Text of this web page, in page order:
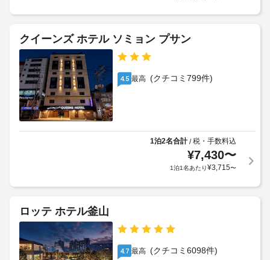
クイーンズ ホテル ソミョン プサン
4.5 最高 (クチコミ799件)
1泊2名合計/税・手数料込
¥7,430〜
1泊1名あたり¥3,715〜
ロッテ ホテル釜山
4.7 最高 (クチコミ6098件)